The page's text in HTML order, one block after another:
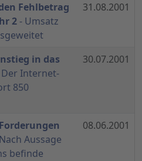
Fehlbetrag
2- Umsatz
31.08.2001
in das
Der Internet-
850
30.07.2001
Aussage
befinde
08.06.2001